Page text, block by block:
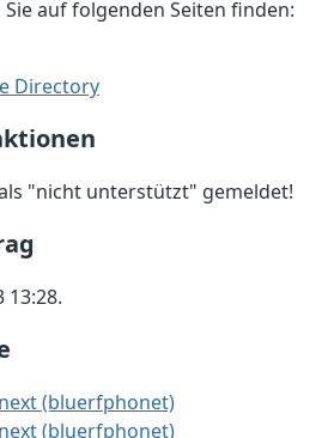
auf folgenden Seiten finden:
Directory
"nicht unterstützt" gemeldet!
13:28.
(bluerfphonet)
(bluerfphonet)